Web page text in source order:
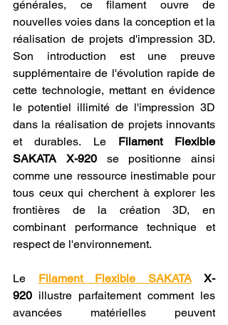
générales, ce filament ouvre de
nouvelles voies dans la conception et la
réalisation de projets d'impression 3D.
Son introduction est une preuve
supplémentaire de l'évolution rapide de
cette technologie, mettant en évidence
le potentiel illimité de l'impression 3D
dans la réalisation de projets innovants
et durables. Le Filament Flexible
SAKATA X-920 se positionne ainsi
comme une ressource inestimable pour
tous ceux qui cherchent à explorer les
frontières de la création 3D, en
combinant performance technique et
respect de l'environnement.
Le Filament Flexible SAKATA X-
920 illustre parfaitement comment les
avancées matérielles peuvent